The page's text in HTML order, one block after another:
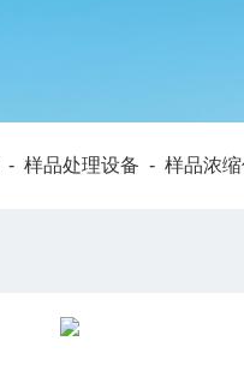
- 样品处理设备 - 样品浓